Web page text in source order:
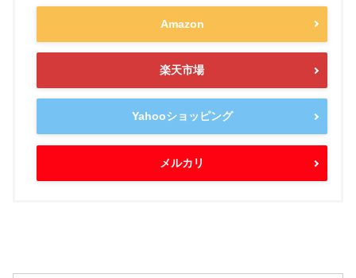
Amazon
楽天市場
Yahooショッピング
メルカリ